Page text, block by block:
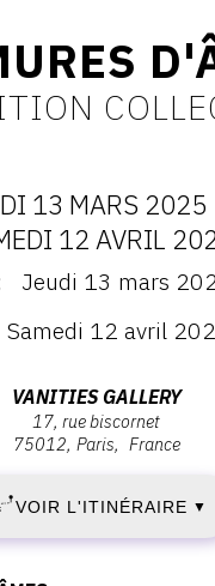
PINTEREST
:
13
MARS
2025
-
13 MARS 2025
12 AVRIL
Jeudi 13 mars
Samedi 12 avril
VANITIES GALLERY
17, rue biscornet
75012 Paris France
VOIR L'ITINÉRAIRE ▼